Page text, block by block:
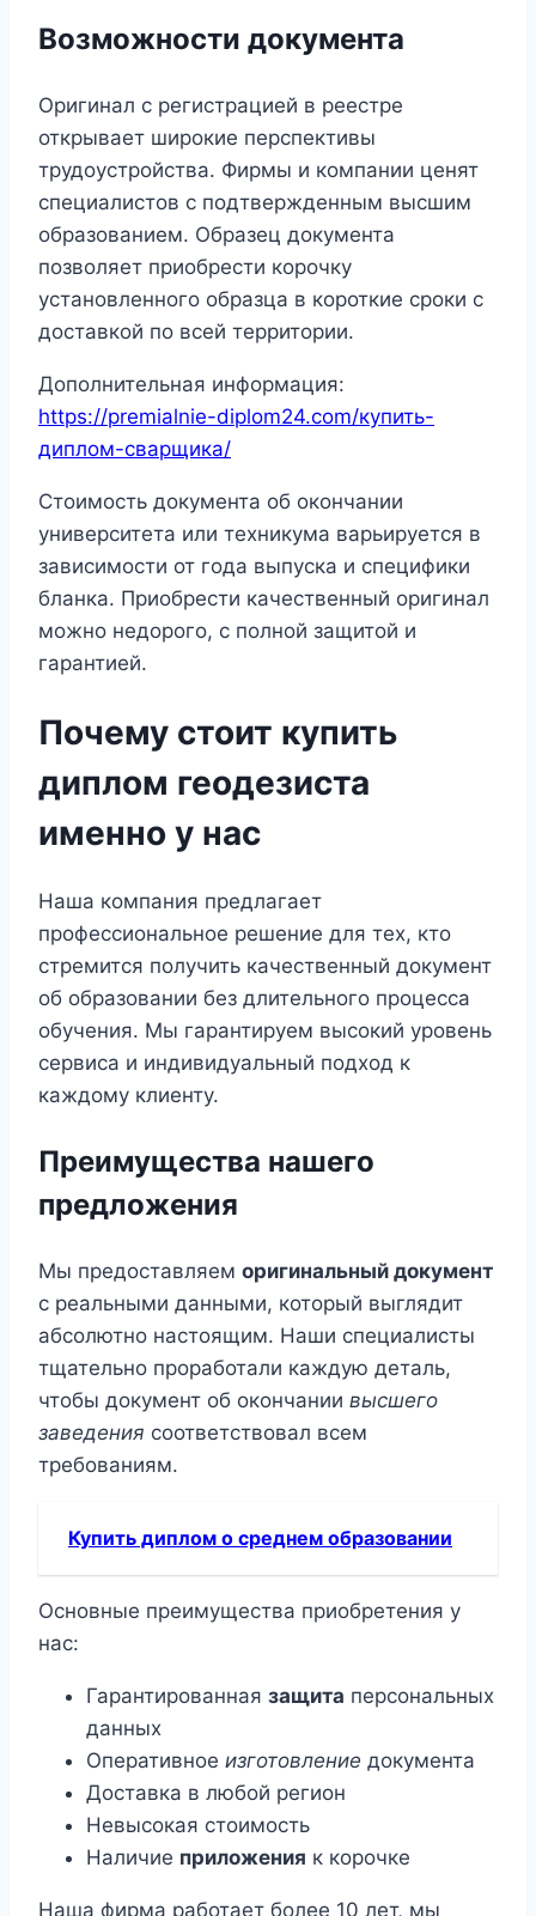
Возможности документа
Оригинал с регистрацией в реестре
открывает широкие перспективы
трудоустройства. Фирмы и компании ценят
специалистов с подтвержденным высшим
образованием. Образец документа
позволяет приобрести корочку
установленного образца в короткие сроки с
доставкой по всей территории.
Дополнительная информация:
https://premialnie-diplom24.com/купить-
диплом-сварщика/
Стоимость документа об окончании
университета или техникума варьируется в
зависимости от года выпуска и специфики
бланка. Приобрести качественный оригинал
можно недорого, с полной защитой и
гарантией.
Почему стоит купить
диплом геодезиста
именно у нас
Наша компания предлагает
профессиональное решение для тех, кто
стремится получить качественный документ
об образовании без длительного процесса
обучения. Мы гарантируем высокий уровень
сервиса и индивидуальный подход к
каждому клиенту.
Преимущества нашего
предложения
Мы предоставляем оригинальный документ
с реальными данными, который выглядит
абсолютно настоящим. Наши специалисты
тщательно проработали каждую деталь,
чтобы документ об окончании высшего
заведения соответствовал всем
требованиям.
Купить диплом о среднем образовании
Основные преимущества приобретения у
нас:
Гарантированная защита персональных
данных
Оперативное изготовление документа
Доставка в любой регион
Невысокая стоимость
Наличие приложения к корочке
Наша фирма работает более 10 лет, мы